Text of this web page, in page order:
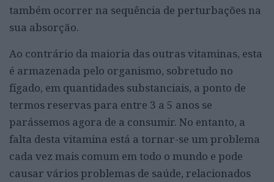
também ocorrer na sequência de perturbações na
sua absorção.
Ao contrário da maioria das outras vitaminas, esta
é armazenada pelo organismo, sobretudo no
fígado, em quantidades substanciais, a ponto de
termos reservas para entre 3 a 5 anos se
parássemos agora de a consumir. No entanto, a
falta desta vitamina está a tornar-se um problema
cada vez mais comum em todo o mundo e pode
causar vários problemas de saúde, relacionados